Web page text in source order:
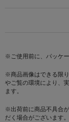
※ご使用前に、パッケ
※商品画像はできる限
やご覧の環境により、
ます。
※出荷前に商品不具合
だく場合がございます。